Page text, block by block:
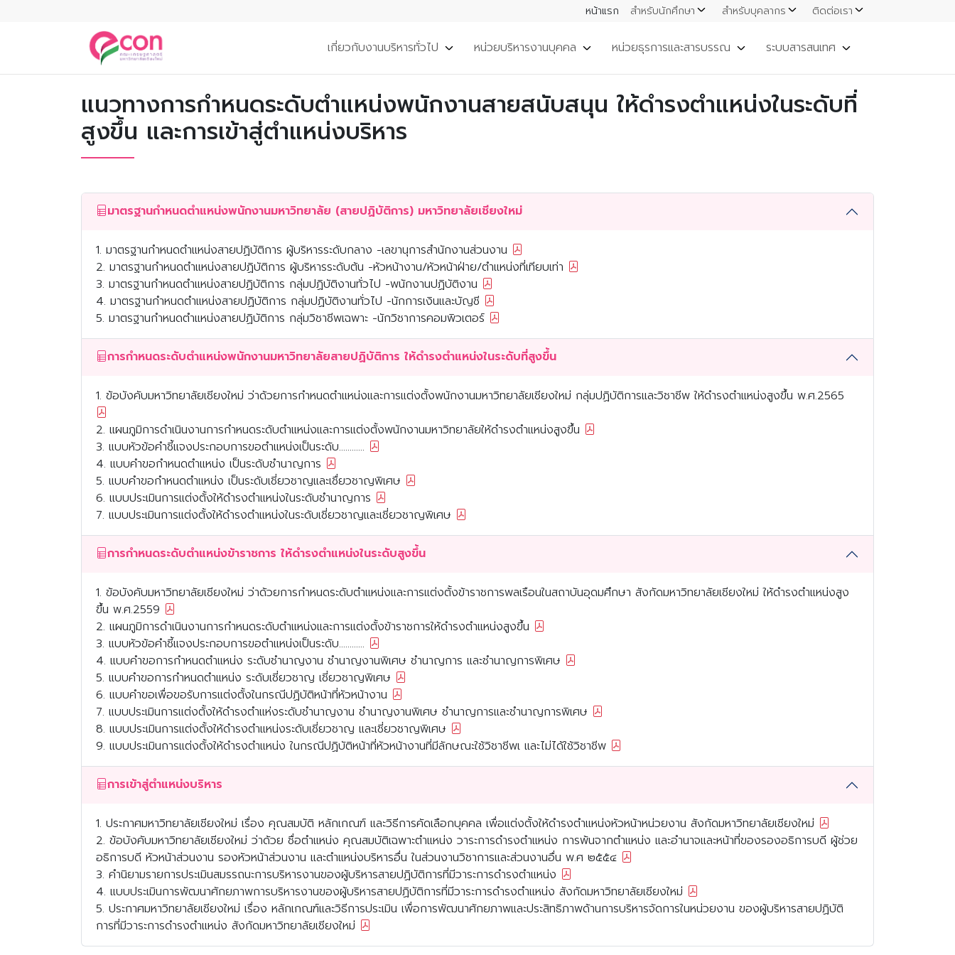
หน้าแรก สำหรับนักศึกษา สำหรับบุคลากร ติดต่อเรา
เกี่ยวกับงานบริหารทั่วไป หน่วยบริหารงานบุคคล หน่วยธุรการและสารบรรณ ระบบสารสนเทศ
แนวทางการกำหนดระดับตำแหน่งพนักงานสายสนับสนุน ให้ดำรงตำแหน่งในระดับที่
สูงขึ้น และการเข้าสู่ตำแหน่งบริหาร
มาตรฐานกำหนดตำแหน่งพนักงานมหาวิทยาลัย (สายปฏิบัติการ) มหาวิทยาลัยเชียงใหม่
1. มาตรฐานกำหนดตำแหน่งสายปฏิบัติการ ผู้บริหารระดับกลาง -เลขานุการสำนักงานส่วนงาน
2. มาตรฐานกำหนดตำแหน่งสายปฏิบัติการ ผู้บริหารระดับต้น -หัวหน้างาน/หัวหน้าฝ่าย/ตำแหน่งที่เทียบเท่า
3. มาตรฐานกำหนดตำแหน่งสายปฏิบัติการ กลุ่มปฏิบัติงานทั่วไป -พนักงานปฏิบัติงาน
4. มาตรฐานกำหนดตำแหน่งสายปฏิบัติการ กลุ่มปฏิบัติงานทั่วไป -นักการเงินและบัญชี
5. มาตรฐานกำหนดตำแหน่งสายปฏิบัติการ กลุ่มวิชาชีพเฉพาะ -นักวิชาการคอมพิวเตอร์
การกำหนดระดับตำแหน่งพนักงานมหาวิทยาลัยสายปฏิบัติการ ให้ดำรงตำแหน่งในระดับที่สูงขึ้น
1. ข้อบังคับมหาวิทยาลัยเชียงใหม่ ว่าด้วยการกำหนดตำแหน่งและการแต่งตั้งพนักงานมหาวิทยาลัยเชียงใหม่ กลุ่มปฏิบัติการและวิชาชีพ ให้ดำรงตำแหน่งสูงขึ้น พ.ศ.2565
2. แผนภูมิการดำเนินงานการกำหนดระดับตำแหน่งและการแต่งตั้งพนักงานมหาวิทยาลัยให้ดำรงตำแหน่งสูงขึ้น
3. แบบหัวข้อคำชี้แจงประกอบการขอตำแหน่งเป็นระดับ............
4. แบบคำขอกำหนดตำแหน่ง เป็นระดับชำนาญการ
5. แบบคำขอกำหนดตำแหน่ง เป็นระดับเชี่ยวชาญและเชื่ยวชาญพิเศษ
6. แบบประเมินการแต่งตั้งให้ดำรงตำแหน่งในระดับชำนาญการ
7. แบบประเมินการแต่งตั้งให้ดำรงตำแหน่งในระดับเชี่ยวชาญและเชี่ยวชาญพิเศษ
การกำหนดระดับตำแหน่งข้าราชการ ให้ดำรงตำแหน่งในระดับสูงขึ้น
1. ข้อบังคับมหาวิทยาลัยเชียงใหม่ ว่าด้วยการกำหนดระดับตำแหน่งและการแต่งตั้งข้าราชการพลเรือนในสถาบันอุดมศึกษา สังกัดมหาวิทยาลัยเชียงใหม่ ให้ดำรงตำแหน่งสูง
ขึ้น พ.ศ.2559
2. แผนภูมิการดำเนินงานการกำหนดระดับตำแหน่งและการแต่งตั้งข้าราชการให้ดำรงตำแหน่งสูงขึ้น
3. แบบหัวข้อคำชี้แจงประกอบการขอตำแหน่งเป็นระดับ............
4. แบบคำขอการกำหนดตำแหน่ง ระดับชำนาญงาน ชำนาญงานพิเศษ ชำนาญการ และชำนาญการพิเศษ
5. แบบคำขอการกำหนดตำแหน่ง ระดับเชี่ยวชาญ เชี่ยวชาญพิเศษ
6. แบบคำขอเพื่อขอรับการแต่งตั้งในกรณีปฏิบัติหน้าที่หัวหน้างาน
7. แบบประเมินการแต่งตั้งให้ดำรงตำแห่งระดับชำนาญงาน ชำนาญงานพิเศษ ชำนาญการและชำนาญการพิเศษ
8. แบบประเมินการแต่งตั้งให้ดำรงตำแหน่งระดับเชี่ยวชาญ และเชี่ยวชาญพิเศษ
9. แบบประเมินการแต่งตั้งให้ดำรงตำแหน่ง ในกรณีปฏิบัติหน้าที่หัวหน้างานที่มีลักษณะใช้วิชาชีพเ และไม่ได้ใช้วิชาชีพ
การเข้าสู่ตำแหน่งบริหาร
1. ประกาศมหาวิทยาลัยเชียงใหม่ เรื่อง คุณสมบัติ หลักเกณฑ์ และวิธีการคัดเลือกบุคคล เพื่อแต่งตั้งให้ดำรงตำแหน่งหัวหน้าหน่วยงาน สังกัดมหาวิทยาลัยเชียงใหม่
2. ข้อบังคับมหาวิทยาลัยเชียงใหม่ ว่าด้วย ชื่อตำแหน่ง คุณสมบัติเฉพาะตำแหน่ง วาระการดำรงตำแหน่ง การพ้นจากตำแหน่ง และอำนาจและหน้าที่ของรองอธิการบดี ผู้ช่วย
อธิการบดี หัวหน้าส่วนงาน รองหัวหน้าส่วนงาน และตำแหน่งบริหารอื่น ในส่วนงานวิชาการและส่วนงานอื่น พ.ศ ๒๕๕๔
3. คำนิยามรายการประเมินสมรรถนะการบริหารงานของผู้บริหารสายปฏิบัติการที่มีวาระการดำรงตำแหน่ง
4. แบบประเมินการพัฒนาศักยภาพการบริหารงานของผู้บริหารสายปฏิบัติการที่มีวาระการดำรงตำแหน่ง สังกัดมหาวิทยาลัยเชียงใหม่
5. ประกาศมหาวิทยาลัยเชียงใหม่ เรื่อง หลักเกณฑ์และวิธีการประเมิน เพื่อการพัฒนาศักยภาพและประสิทธิภาพด้านการบริหารจัดการในหน่วยงาน ของผู้บริหารสายปฏิบัติ
การที่มีวาระการดำรงตำแหน่ง สังกัดมหาวิทยาลัยเชียงใหม่